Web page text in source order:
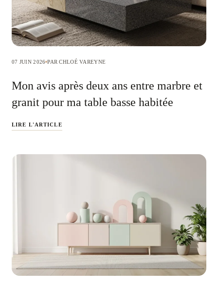
07 JUIN 2026 PAR CHLOÉ VAREYNE
Mon avis après deux ans entre marbre et
granit pour ma table basse habitée
LIRE L'ARTICLE